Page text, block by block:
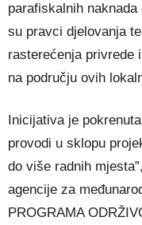
parafiskalnih
su pravci djelovanja
rasterećenja privrede
na području ovih
Inicijativa je
provodi u sklopu
do više radnih
agencije za
PROGRAMA